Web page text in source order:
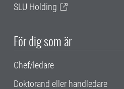
SLU Holding
För dig som är
Chef/ledare
Doktorand eller handledare